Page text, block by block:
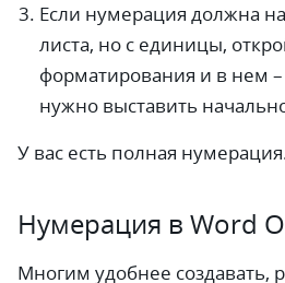
Если нумерация должна
листа, но с единицы,
форматирования и в нем
нужно выставить
У вас есть полная
Нумерация в Word
Многим удобнее создавать,